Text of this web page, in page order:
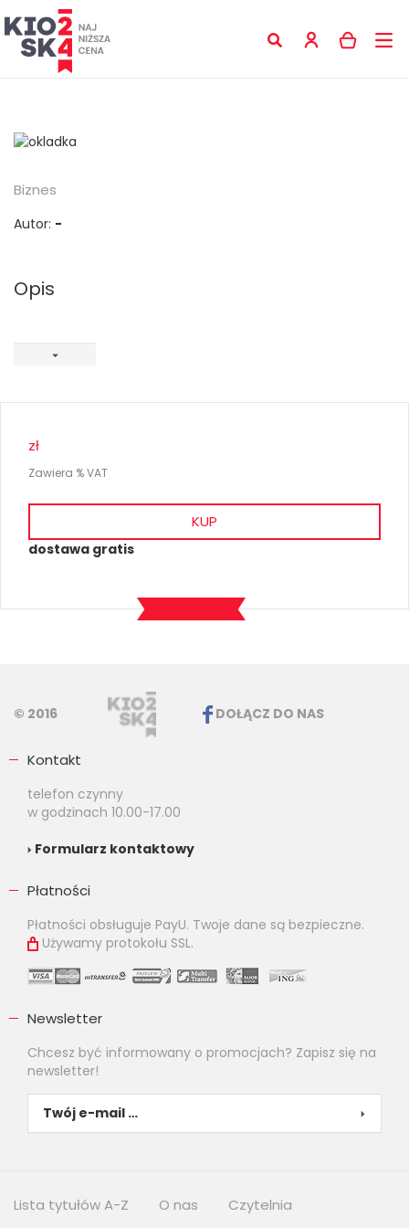
Biznes
Autor: -
Opis
zł
Zawiera % VAT
KUP
dostawa gratis
© 2016 DOŁĄCZ DO NAS
Kontakt
telefon czynny
w godzinach 10.00-17.00
Formularz kontaktowy
Płatności
Płatności obsługuje PayU. Twoje dane są bezpieczne.
Używamy protokołu SSL.
Newsletter
Chcesz być informowany o promocjach? Zapisz się na
newsletter!
Lista tytułów A-Z O nas Czytelnia